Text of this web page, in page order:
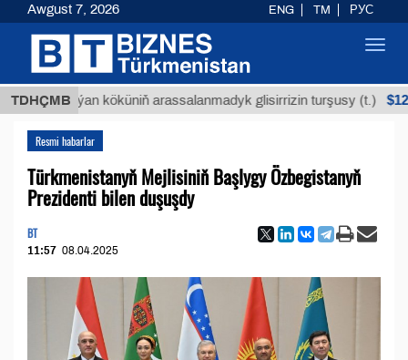
TDHÇMB
Buýan köküniň arassalanmadyk glisirrizin turşusy (t.)
Resmi habarlar
Türkmenistanyň Mejlisiniň Başlygy Özbegistanyň
Prezidenti bilen duşuşdy
BT
11:57 08.04.2025
Awgust 7, 2026 ENG TM РУС